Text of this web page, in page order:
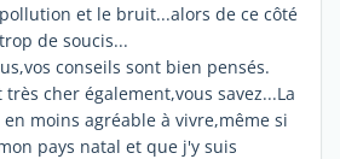
et le bruit...alors de ce côté
de soucis...
conseils sont bien pensés.
très cher également,vous savez...La
moins agréable à vivre,même si
pays natal et que j'y suis